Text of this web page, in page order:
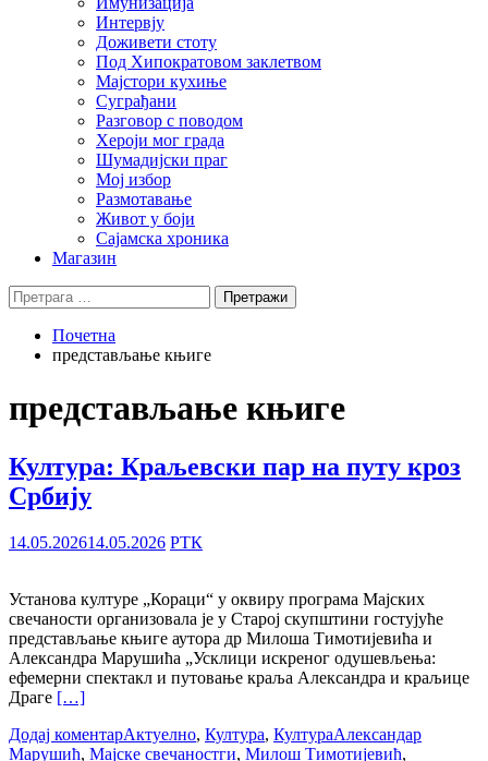
Интервју
Доживети стоту
Под Хипократовом заклетвом
Мајстори кухиње
Суграђани
Разговор с поводом
Хероји мог града
Шумадијски праг
Мој избор
Размотавање
Живот у боји
Сајамска хроника
Магазин
Претрага
за:
Почетна
представљање књиге
представљање књиге
Култура: Краљевски пар на путу кроз
Србију
14.05.202614.05.2026 РТК
Установа културе „Кораци“ у оквиру програма Мајских
свечаности организовала је у Старој скупштини гостујуће
представљање књиге аутора др Милоша Тимотијевића и
Александра Марушића „Усклици искреног одушевљења:
ефемерни спектакл и путовање краља Александра и краљице
Драге […]
Додај коментарАктуелно, Култура, КултураАлександар
Марушић, Мајске свечаностги, Милош Тимотијевић,